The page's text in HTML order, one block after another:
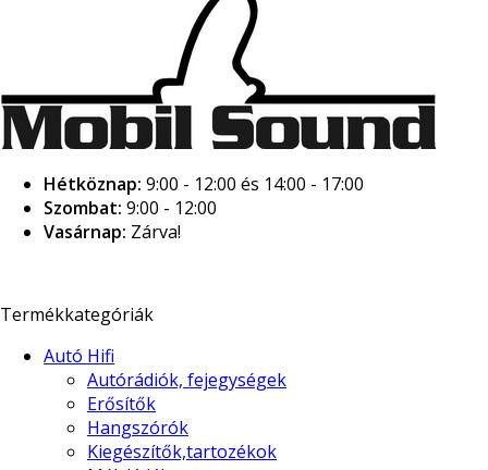
Hétköznap: 9:00 - 12:00 és 14:00 - 17:00
Szombat: 9:00 - 12:00
Vasárnap: Zárva!
Termékkategóriák
Autó Hifi
Autórádiók, fejegységek
Erősítők
Hangszórók
Kiegészítők,tartozékok